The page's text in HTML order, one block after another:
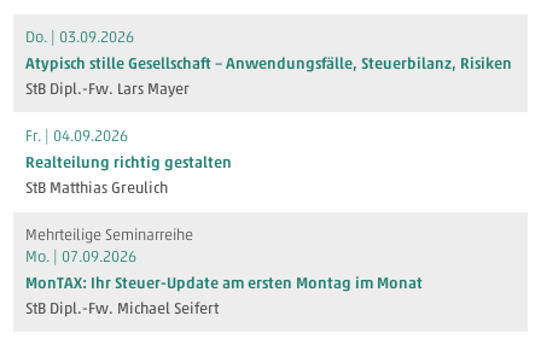
Do. | 03.09.2026
Atypisch stille Gesellschaft – Anwendungsfälle, Steuerbilanz, Risiken
StB Dipl.-Fw. Lars Mayer
Fr. | 04.09.2026
Realteilung richtig gestalten
StB Matthias Greulich
Mehrteilige Seminarreihe
Mo. | 07.09.2026
MonTAX: Ihr Steuer-Update am ersten Montag im Monat
StB Dipl.-Fw. Michael Seifert